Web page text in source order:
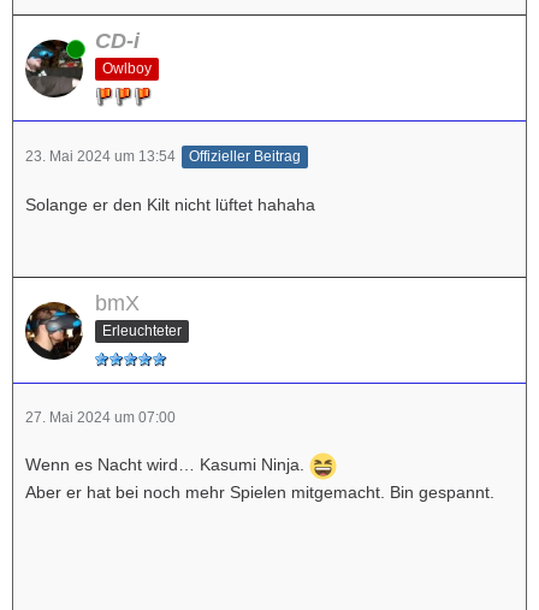
Online CD-i
Owlboy
23. Mai 2024 um 13:54 Offizieller Beitrag
Solange er den Kilt nicht lüftet hahaha
bmX
Erleuchteter
27. Mai 2024 um 07:00
Wenn es Nacht wird… Kasumi Ninja.
Aber er hat bei noch mehr Spielen mitgemacht. Bin gespannt.